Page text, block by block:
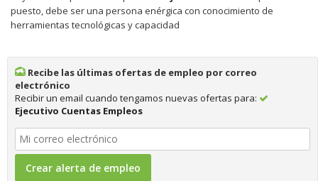
puesto, debe ser una persona enérgica con conocimiento de
herramientas tecnológicas y capacidad
Recibe las últimas ofertas de empleo por correo
electrónico
Recibir un email cuando tengamos nuevas ofertas para:
Ejecutivo Cuentas Empleos